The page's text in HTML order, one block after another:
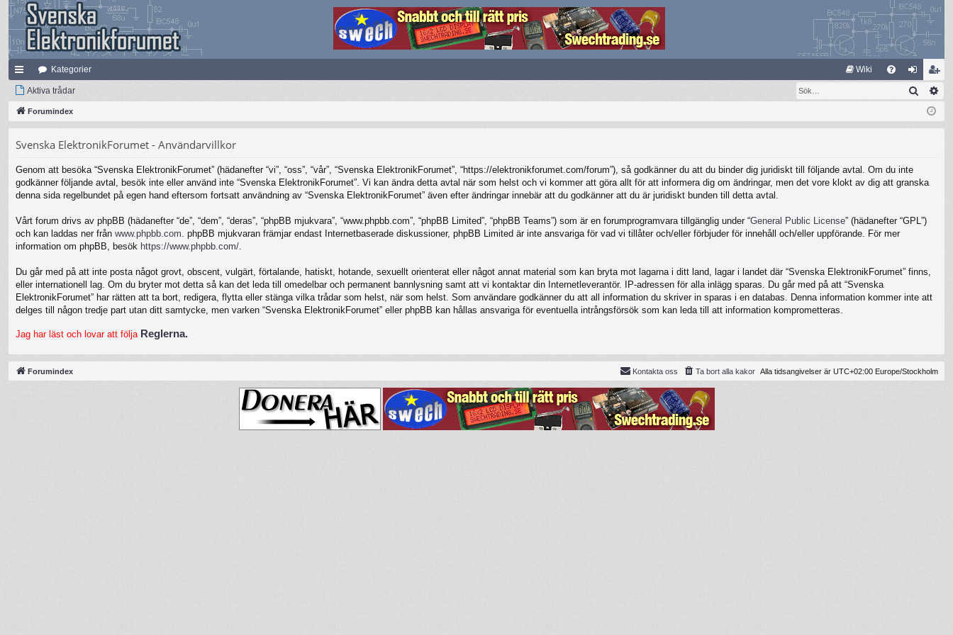
na
bb
ar
Kategorier Wiki
og li
m
Aktiva trådar Sök
Forumindex
Svenska ElektronikForumet - Användarvillkor
Genom att besöka “Svenska ElektronikForumet” (hädanefter “vi”, “oss”, “vår”, “Svenska ElektronikForumet”, “https://elektronikforumet.com/forum”), så godkänner du att du binder dig juridiskt till följande avtal. Om du inte
godkänner följande avtal, besök inte eller använd inte “Svenska ElektronikForumet”. Vi kan ändra detta avtal när som helst och vi kommer att göra allt för att informera dig om ändringar, men det vore klokt av dig att granska
denna sida regelbundet på egen hand eftersom fortsatt användning av “Svenska ElektronikForumet” även efter ändringar innebär att du godkänner att du är juridiskt bunden till detta avtal.
Vårt forum drivs av phpBB (hädanefter “de”, “dem”, “deras”, “phpBB mjukvara”, “www.phpbb.com”, “phpBB Limited”, “phpBB Teams”) som är en forumprogramvara tillgänglig under “General Public License” (hädanefter “GPL”)
och kan laddas ner från www.phpbb.com . phpBB mjukvaran främjar endast Internetbaserade diskussioner, phpBB Limited är inte ansvariga för vad vi tillåter och/eller förbjuder för innehåll och/eller uppförande. För mer
information om phpBB, besök https://www.phpbb.com/
Du går med på att inte posta något grovt, obscent, vulgärt, förtalande, hatiskt, hotande, sexuellt orienterat eller något annat material som kan bryta mot lagarna i ditt land, lagar i landet där “Svenska ElektronikForumet” finns,
eller internationell lag. Om du bryter mot detta så kan det leda till omedelbar och permanent bannlysning samt att vi kontaktar din Internetleverantör. IP-adressen för alla inlägg sparas. Du går med på att “Svenska
ElektronikForumet” har rätten att ta bort, redigera, flytta eller stänga vilka trådar som helst, när som helst. Som användare godkänner du att all information du skriver in sparas i en databas. Denna information kommer inte att
delges till någon tredje part utan ditt samtycke, men varken “Svenska ElektronikForumet” eller phpBB kan hållas ansvariga för eventuella intrångsförsök som kan leda till att information komprometteras.
Jag har läst och lovar att följa Reglerna.
Forumindex Alla tidsangivelser är UTC+02:00 Europe/Stockholm
Ta bort alla kakor
Kontakta oss